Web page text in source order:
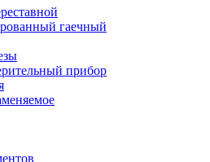
гаечный
прибор